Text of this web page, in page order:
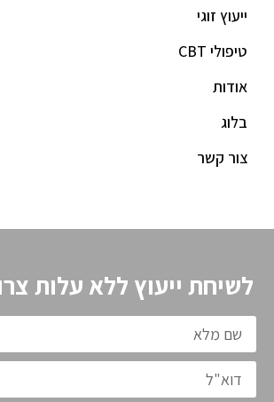
ייעוץ זוגי
טיפולי CBT
אודות
בלוג
צור קשר
לשיחת ייעוץ ללא עלות